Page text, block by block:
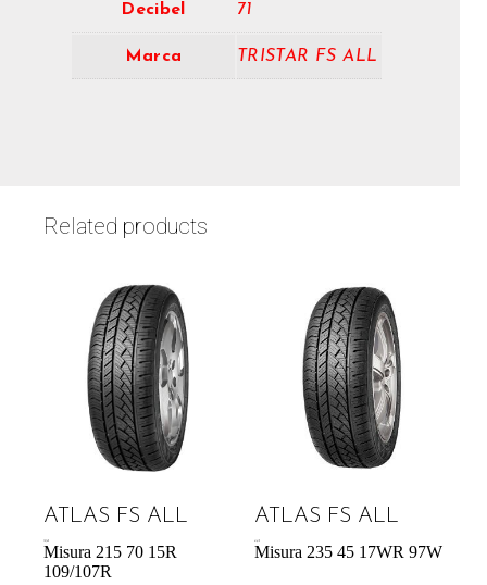
Decibel 71
Marca TRISTAR FS ALL
Related products
ATLAS FS ALL
Misura 215 70 15R
109/107R
ATLAS FS ALL
Misura 235 45 17WR 97W